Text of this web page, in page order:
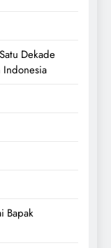
Dekade
Indonesia
Bapak